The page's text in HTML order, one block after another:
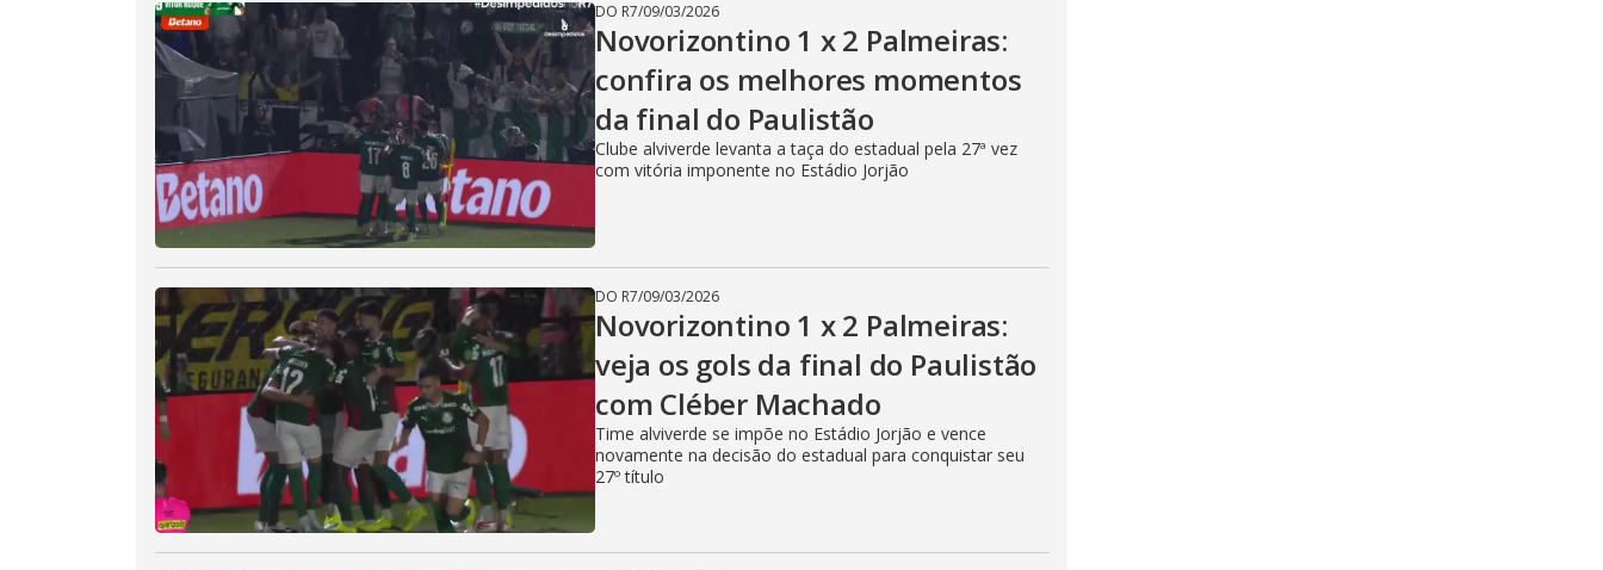
DO R7/09/03/2026
Novorizontino 1 x 2 Palmeiras:
confira os melhores momentos
da final do Paulistão
Clube alviverde levanta a taça do estadual pela 27ª vez
com vitória imponente no Estádio Jorjão
DO R7/09/03/2026
Novorizontino 1 x 2 Palmeiras:
veja os gols da final do Paulistão
com Cléber Machado
Time alviverde se impõe no Estádio Jorjão e vence
novamente na decisão do estadual para conquistar seu
27º título